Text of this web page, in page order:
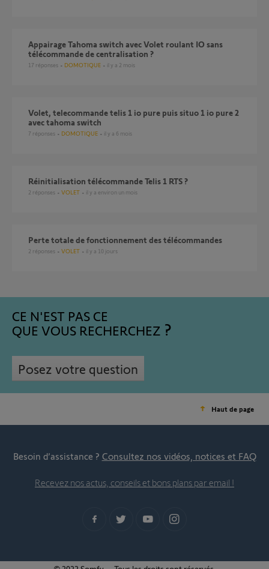
Appairage Tahoma switch avec Volet roulant IO sans
télécommande de centralisation ?
17 réponses DOMOTIQUE il y a 2 mois
volet, telecommande telis 1 io pure puis situo 1 io pure 2
avec tahoma switch
7 réponses DOMOTIQUE il y a 6 mois
réinitialisation télécommande Telis 1 RTS ?
2 réponses VOLET il y a environ un mois
perte totale de fonctionnement des télécommandes
2 réponses VOLET il y a 10 jours
CE N'EST PAS CE
QUE VOUS RECHERCHEZ
Posez votre question
Haut de page
Besoin d’assistance ? Consultez nos vidéos, notices et FAQ
Recevez nos actus, conseils et bons plans par email !